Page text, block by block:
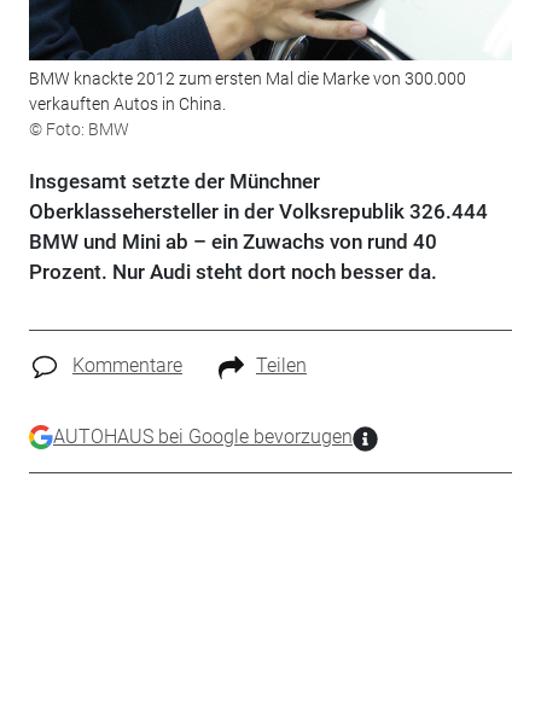
BMW knackte 2012 zum ersten Mal die Marke von 300.000
verkauften Autos in China.
© Foto: BMW
Insgesamt setzte der Münchner
Oberklassehersteller in der Volksrepublik 326.444
BMW und Mini ab – ein Zuwachs von rund 40
Prozent. Nur Audi steht dort noch besser da.
Kommentare Teilen
AUTOHAUS bei Google bevorzugen